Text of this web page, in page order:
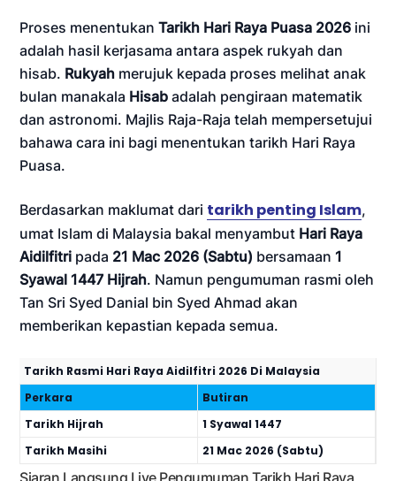
Proses menentukanTarikh Hari Raya Puasa 2026 ini
adalah hasil kerjasama antara aspek rukyah dan
hisab. Rukyah merujuk kepada proses melihat anak
bulan manakala Hisab adalah pengiraan matematik
dan astronomi. Majlis Raja-Raja telah mempersetujui
bahawa cara ini bagi menentukan tarikh Hari Raya
Puasa.
Berdasarkan maklumat dari tarikh penting Islam,
umat Islam di Malaysia bakal menyambut Hari Raya
Aidilfitri pada 21 Mac 2026 (Sabtu) bersamaan 1
Syawal 1447 Hijrah. Namun pengumuman rasmi oleh
Tan Sri Syed Danial bin Syed Ahmad akan
memberikan kepastian kepada semua.
Tarikh Rasmi Hari Raya Aidilfitri 2026 Di Malaysia
Perkara
Butiran
Tarikh Hijrah
1 Syawal 1447
Tarikh Masihi
21 Mac 2026 (Sabtu)
Siaran Langsung Live Pengumuman Tarikh Hari Raya